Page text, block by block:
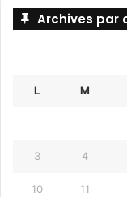
Archives par
L M
3 4
10 11